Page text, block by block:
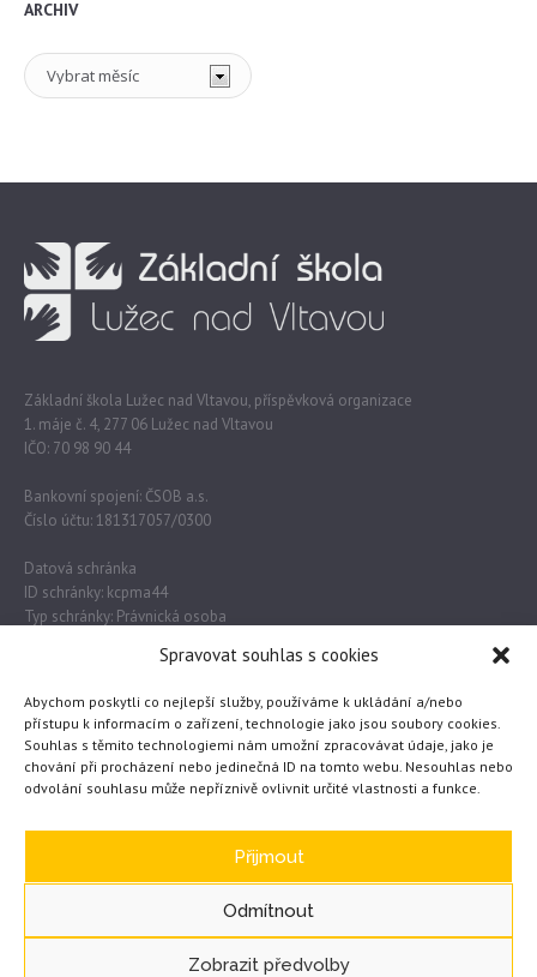
Spravovat souhlas s cookies
Abychom poskytli co nejlepší služby, používáme k ukládání a/nebo
přístupu k informacím o zařízení, technologie jako jsou soubory cookies.
Souhlas s těmito technologiemi nám umožní zpracovávat údaje, jako je
chování při procházení nebo jedinečná ID na tomto webu. Nesouhlas nebo
odvolání souhlasu může nepříznivě ovlivnit určité vlastnosti a funkce.
Přijmout
Odmítnout
Zobrazit předvolby
ARCHIV
Archiv
Základní škola Lužec nad Vltavou, příspěvková organizace
1. máje č. 4, 277 06 Lužec nad Vltavou
IČO: 70 98 90 44
Bankovní spojení: ČSOB a.s.
Číslo účtu: 181317057/0300
Datová schránka
ID schránky: kcpma44
Typ schránky: Právnická osoba
Obec Lužec nad Vltavou
MŠMT